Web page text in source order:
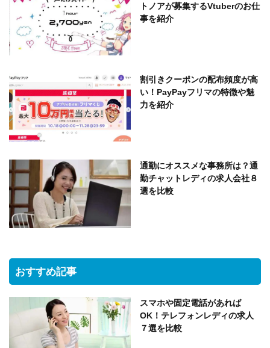
トノアが募集するVtuberのお仕
事を紹介
割引きクーポンの配布頻度が高
い！PayPayフリマの特徴や魅
力を紹介
通勤にオススメな事務所は？通
勤チャットレディの求人会社８
選を比較
おすすめ記事
スマホや固定電話があれば
OK！テレフォンレディの求人
７選を比較